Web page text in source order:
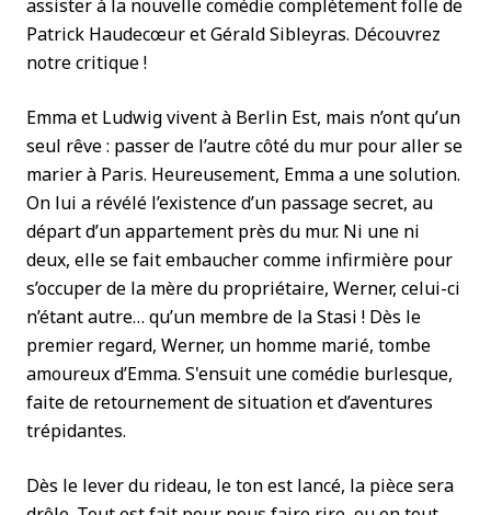
assister à la nouvelle comédie complètement folle de
Patrick Haudecœur et Gérald Sibleyras. Découvrez
notre critique !
Emma et Ludwig vivent à Berlin Est, mais n’ont qu’un
seul rêve : passer de l’autre côté du mur pour aller se
marier à Paris. Heureusement, Emma a une solution.
On lui a révélé l’existence d’un passage secret, au
départ d’un appartement près du mur. Ni une ni
deux, elle se fait embaucher comme infirmière pour
s’occuper de la mère du propriétaire, Werner, celui-ci
n’étant autre… qu’un membre de la Stasi ! Dès le
premier regard, Werner, un homme marié, tombe
amoureux d’Emma. S'ensuit une comédie burlesque,
faite de retournement de situation et d’aventures
trépidantes.
Dès le lever du rideau, le ton est lancé, la pièce sera